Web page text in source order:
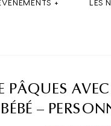
LES
PÂQUES AVEC
BÉBÉ –